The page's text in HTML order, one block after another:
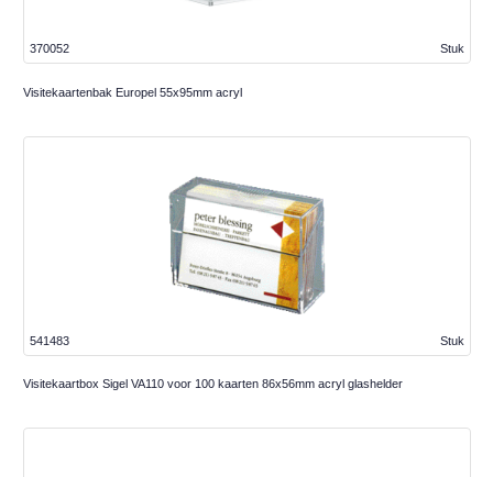
Stuk
370052
Visitekaartenbak Europel 55x95mm acryl
Stuk
541483
Visitekaartbox Sigel VA110 voor 100 kaarten 86x56mm acryl glashelder